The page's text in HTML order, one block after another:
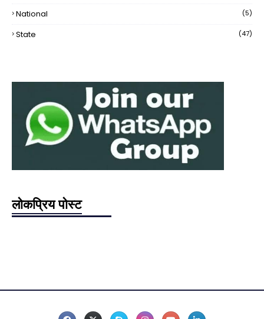
National (5)
State (47)
लोकप्रिय पोस्ट